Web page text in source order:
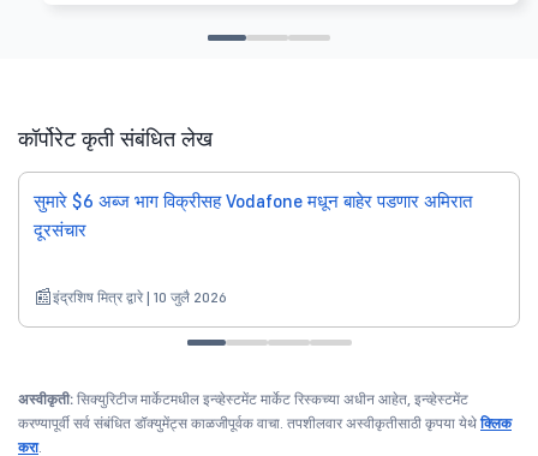
कॉर्पोरेट कृती संबंधित लेख
सुमारे $6 अब्ज भाग विक्रीसह Vodafone मधून बाहेर पडणार अमिरात
दूरसंचार
इंद्रशिष मित्र द्वारे | 10 जुलै 2026
अस्वीकृती: सिक्युरिटीज मार्केटमधील इन्व्हेस्टमेंट मार्केट रिस्कच्या अधीन आहेत, इन्व्हेस्टमेंट
करण्यापूर्वी सर्व संबंधित डॉक्युमेंट्स काळजीपूर्वक वाचा. तपशीलवार अस्वीकृतीसाठी कृपया येथेक्लिक
करा.